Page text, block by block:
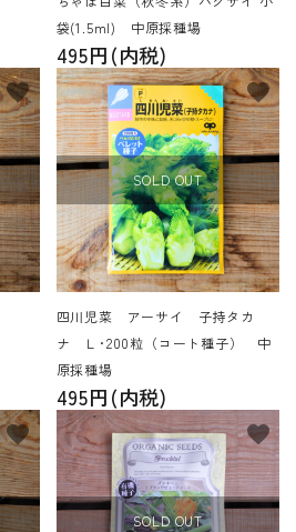
袋(1.5ml) 中原採種場
495円(内税)
favorite
SOLD OUT
四川児菜 アーサイ 子持タカ
ナ Ｌ･200粒（コート種子） 中
原採種場
495円(内税)
favorite
favorite
SOLD OUT
favorite